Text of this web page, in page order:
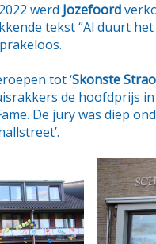
werd Jozefoord
tekst “Al duurt
tot ‘Skonste
de hoofdprijs
De jury was diep